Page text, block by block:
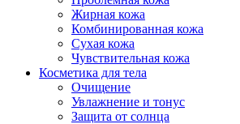
Жирная кожа
Комбинированная кожа
Сухая кожа
Чувствительная кожа
Косметика для тела
Очищение
Увлажнение и тонус
Защита от солнца